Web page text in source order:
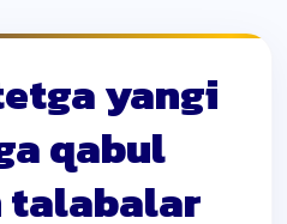
yangi
qabul